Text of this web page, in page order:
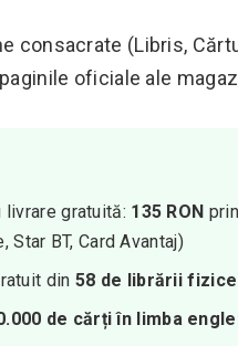
consacrate (Libris,
oficiale ale
livrare gratuită: 135 RON
Star BT, Card Avantaj)
din 58 de librării fizice
de cărți în limba